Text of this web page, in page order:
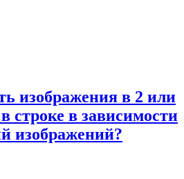
изображения в 2 или
строке в зависимости
изображений?